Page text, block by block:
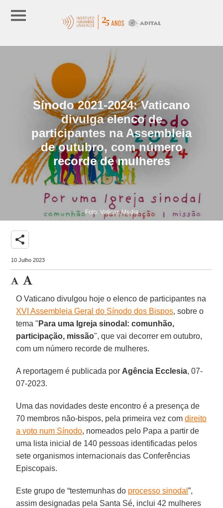
Sínodo 2021-2024: Vaticano
divulga elenco de
participantes na Assembleia
de outubro, com número
recorde de mulheres
Foto: Vatican Media
share
10 Julho 2023
O Vaticano divulgou hoje o elenco de participantes na
XVI Assembleia Geral do Sínodo dos Bispos, sobre o
tema " Para uma Igreja sinodal: comunhão,
participação, missão", que vai decorrer em outubro,
com um número recorde de mulheres.
A reportagem é publicada por Agência Ecclesia, 07-
07-2023.
Uma das novidades deste encontro é a presença de
70 membros não-bispos, pela primeira vez comdireito
a voto num Sínodo, nomeados pelo Papa a partir de
uma lista inicial de 140 pessoas identificadas pelos
sete organismos internacionais das Conferências
Episcopais.
Este grupo de “testemunhas do processo sinodal”,
assim designadas pela Santa Sé, inclui 42 mulheres